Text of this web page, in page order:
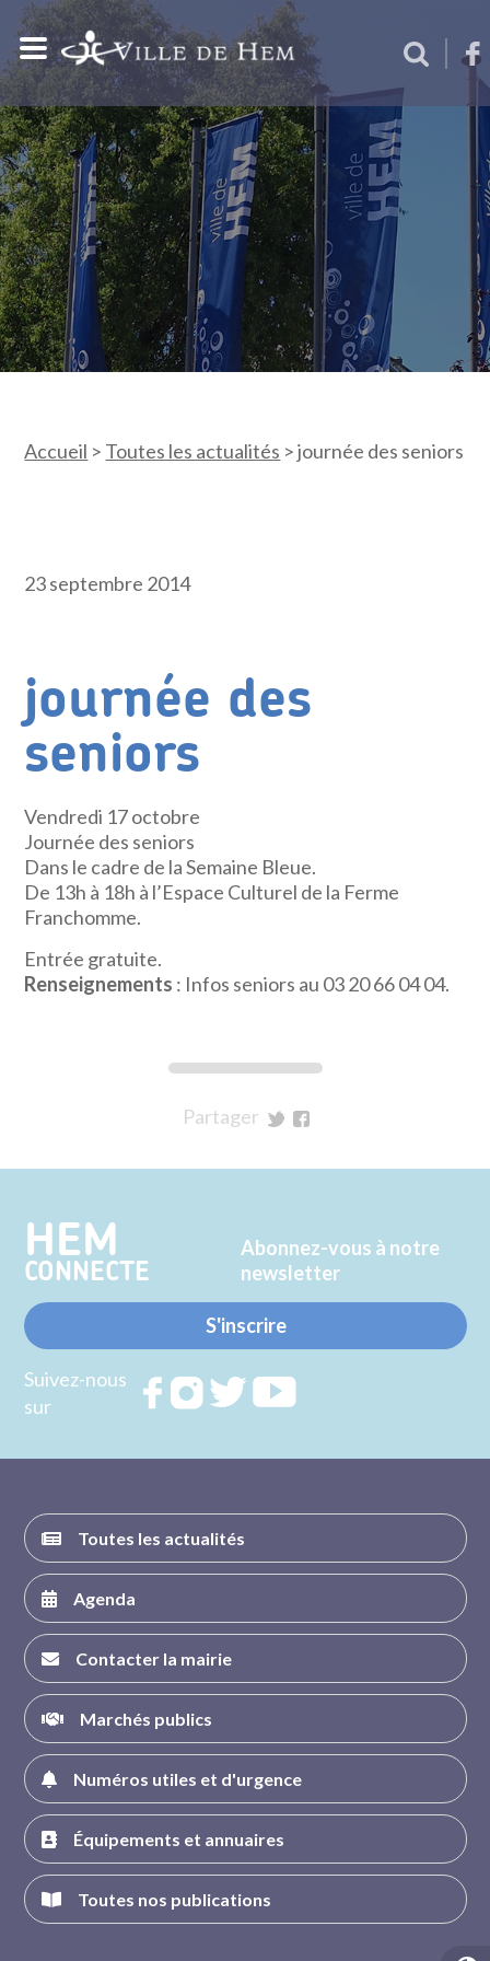
Accueil > Toutes les actualités >journée des seniors
23 septembre 2014
journée des
seniors
Vendredi 17 octobre
Journée des seniors
Dans le cadre de la Semaine Bleue.
De 13h à 18h à l’Espace Culturel de la Ferme
Franchomme.
Entrée gratuite.
Renseignements : Infos seniors au 03 20 66 04 04.
Partager
Twitter
Facebook
HEM
CONNECTE
Abonnez-vous à notre
newsletter
S'inscrire
Suivez-nous
sur
RejoignezRejoignezRejoignez
Toutes les actualités
Agenda
Contacter la mairie
Marchés publics
Numéros utiles et d'urgence
Équipements et annuaires
Toutes nos publications